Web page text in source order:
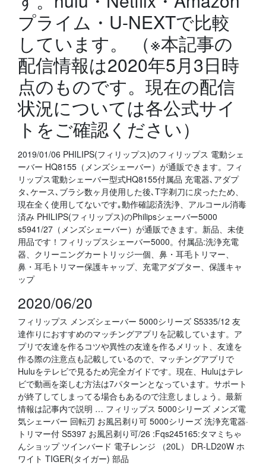
プライム・U-NEXTで比較
しています。 （※本記事の
配信情報は2020年5月3日時
点のものです。現在の配信
状況については各公式サイ
トをご確認ください）
2019/01/06 PHILIPS(フィリップス)のフィリップス 電動シェ
ーバー HQ8155（メンズシェーバー）が通販できます。フィ
リップス電動シェーバー型式HQ8155付属品 充電器､アダプ
タ､ケース､ブラシ数ヶ月使用した後､T字剃刀に戻ったため、
現在全く使用してないです｡動作確認済洗浄、アルコール消毒
済み PHILIPS(フィリップス)のPhilipsシェーバー5000
s5941/27（メンズシェーバー）が通販できます。新品、未使
用品です！フィリップスシェーバー5000。付属品:洗浄充電
器、クリーニングカートリッジ一個、鼻・耳毛トリマー、
鼻・耳毛トリマー保護キャップ、充電アダプター、保護キャ
ップ
2020/06/20
フィリップス メンズシェーバー 5000シリーズ S5335/12 友
達作りにおすすめのマッチングアプリを記載しています。ア
プリで友達を作るコツや異性の友達を作るメリット、友達を
作る際の注意点も記載しているので、マッチングアプリで
Huluをテレビで見るため完全ガイドです。現在、Huluはテレ
ビで動画を楽しむ方法は7パターンとなっています。サポート
が終了してしまってる場合もあるので注意しましょう。最新
情報は記事内で説明 … フィリップス 5000シリーズ メンズ電
気シェーバー 回転刃 お風呂剃り可 5000シリーズ 洗浄充電器·
トリマー付 S5397 お風呂剃り可/26 :Fqs245165:タマミちゃ
んショップ ツインバード 電子レンジ （20L） DR-LD20W ホ
ワイト TIGER(タイガー) 部品